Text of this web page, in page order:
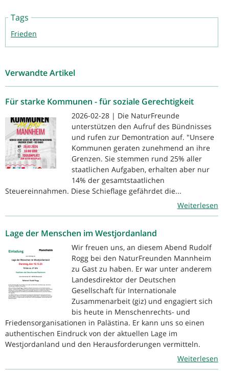
Tags
Frieden
Verwandte Artikel
Für starke Kommunen - für soziale Gerechtigkeit
2026-02-28 | Die NaturFreunde
unterstützen den Aufruf des Bündnisses
und rufen zur Demontration auf. "Unsere
Kommunen geraten zunehmend an ihre
Grenzen. Sie stemmen rund 25% aller
staatlichen Aufgaben, erhalten aber nur
14% der gesamtstaatlichen
Steuereinnahmen. Diese Schieflage gefährdet die...
Weiterlesen
Lage der Menschen im Westjordanland
Wir freuen uns, an diesem Abend Rudolf
Rogg bei den NaturFreunden Mannheim
zu Gast zu haben. Er war unter anderem
Landesdirektor der Deutschen
Gesellschaft für Internationale
Zusammenarbeit (giz) und engagiert sich
bis heute in Menschenrechts- und
Friedensorganisationen in Palästina. Er kann uns so einen
authentischen Eindruck von der aktuellen Lage im
Westjordanland und den Herausforderungen vermitteln.
Weiterlesen